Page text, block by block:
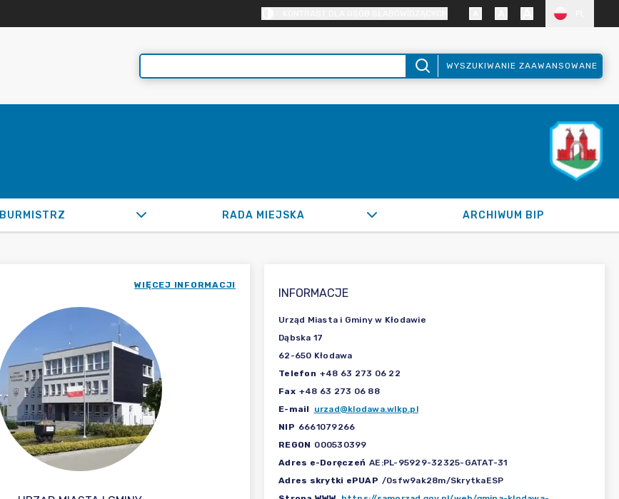
WYSZUKIWANIE ZAAWANSOWANE
BURMISTRZ RADA MIEJSKA ARCHIWUM BIP
WIĘCEJ INFORMACJI
INFORMACJE
Urząd Miasta i Gminy w Kłodawie
Dąbska 17
62-650 Kłodawa
Telefon +48 63 273 06 22
Fax +48 63 273 06 88
E-mail
urzad@klodawa.wlkp.pl
NIP 6661079266
REGON 000530399
Adres e-Doręczeń AE:PL-95929-32325-GATAT-31
Adres skrytki ePUAP /0sfw9ak28m/SkrytkaESP